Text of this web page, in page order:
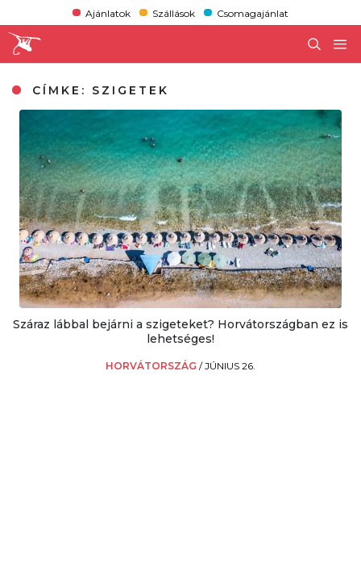
Ajánlatok Szállások Csomagajánlat
CÍMKE: SZIGETEK
Száraz lábbal bejárni a szigeteket? Horvátországban ez is
lehetséges!
HORVÁTORSZÁG /JÚNIUS 26.